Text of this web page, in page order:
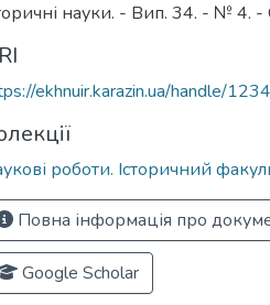
науки. - Вип. 34. - № 4.
ekhnuir.karazin.ua/handle/
роботи. Історичний
Повна інформація про
Google Scholar